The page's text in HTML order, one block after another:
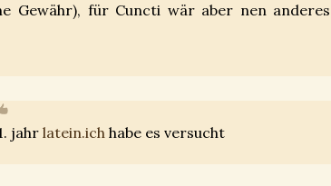
Gewähr), für Cuncti wär aber nen
jahr latein.ich habe es versucht